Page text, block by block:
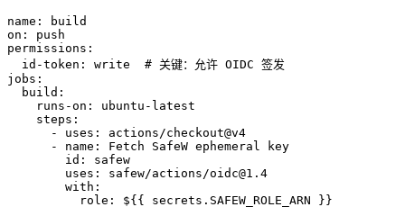
name: build
on: push
permissions:
  id-token: write  # 关键：允许 OIDC 签发
jobs:
  build:
    runs-on: ubuntu-latest
    steps:
      - uses: actions/checkout@v4
      - name: Fetch SafeW ephemeral key
        id: safew
        uses: safew/actions/
oidc@1.4
        with:
          role: ${{ secrets.SAFEW_ROLE_ARN }}